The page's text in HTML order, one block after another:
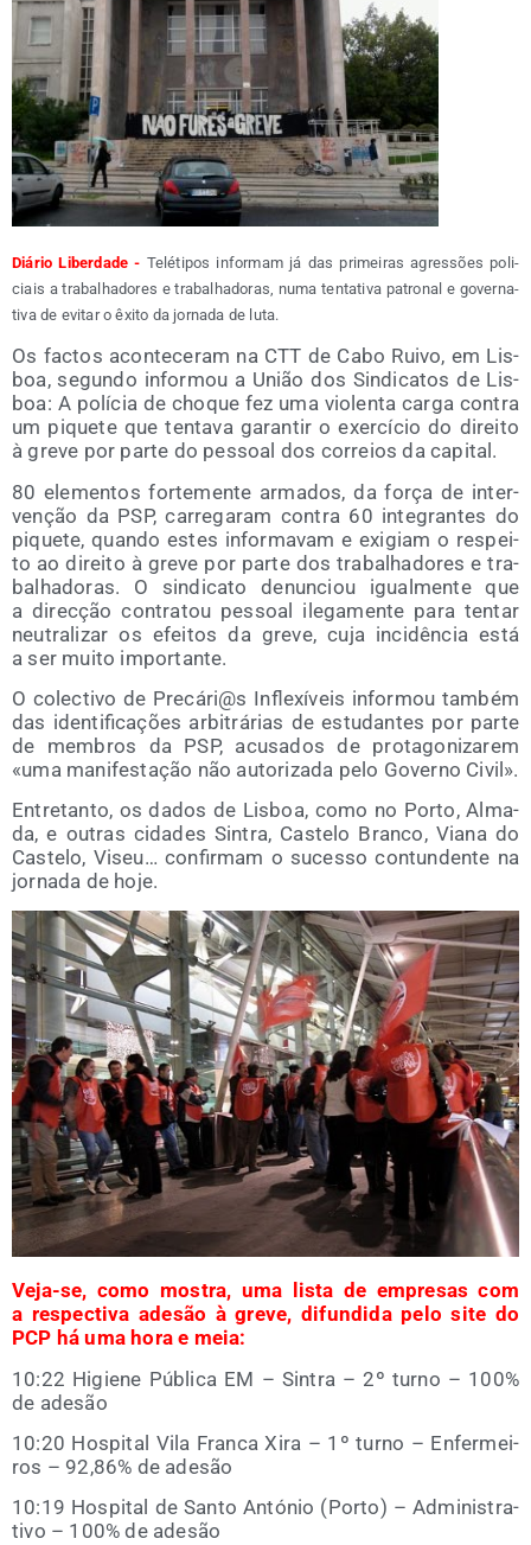
Diá­rio Liber­da­de - Telé­ti­pos infor­mam já das pri­mei­ras agres­sões poli­
ciais a tra­balha­do­res e tra­balha­do­ras, numa ten­ta­ti­va patro­nal e gover­na­
ti­va de evi­tar o êxi­to da jor­na­da de luta.
Os fac­tos acon­te­ce­ram na CTT de Cabo Rui­vo, em Lis­
boa, segun­do infor­mou a União dos Sin­di­ca­tos de Lis­
boa: A polí­cia de cho­que fez uma vio­len­ta car­ga con­tra
um pique­te que ten­ta­va garan­tir o exer­cí­cio do direi­to
à gre­ve por par­te do pes­soal dos correios da capital.
80 ele­men­tos for­te­men­te arma­dos, da força de inter­
ve­nção da PSP, carre­ga­ram con­tra 60 inte­gran­tes do
pique­te, quan­do estes infor­ma­vam e exi­giam o res­pei­
to ao direi­to à gre­ve por par­te dos tra­balha­do­res e tra­
balha­do­ras. O sin­di­ca­to denun­ciou igual­men­te que
a dire­cção con­tra­tou pes­soal ile­ga­men­te para ten­tar
neu­tra­li­zar os efei­tos da gre­ve, cuja inci­dên­cia está
a ser mui­to importante.
O colec­ti­vo de Precári@s Infle­xí­veis infor­mou tam­bém
das iden­ti­fi­cações arbi­trá­rias de estu­dan­tes por par­te
de mem­bros da PSP, acu­sa­dos de pro­ta­go­ni­za­rem
«uma mani­fes­tação não auto­ri­za­da pelo Governo Civil».
Entre­tan­to, os dados de Lis­boa, como no Por­to, Alma­
da, e outras cida­des Sin­tra, Cas­te­lo Bran­co, Via­na do
Cas­te­lo, Viseu… con­fir­mam o suces­so con­tun­den­te na
jor­na­da de hoje.
Veja-se, como mos­tra, uma lis­ta de empre­sas com
a res­pec­ti­va ade­são à gre­ve, difun­di­da pelo site do
PCP há uma hora e meia:
10:22 Higie­ne Públi­ca EM – Sin­tra – 2º turno – 100%
de adesão
10:20 Hos­pi­tal Vila Fran­ca Xira – 1º turno – Enfer­mei­
ros – 92,86% de adesão
10:19 Hos­pi­tal de San­to Antó­nio (Por­to) – Admi­nis­tra­
ti­vo – 100% de adesão